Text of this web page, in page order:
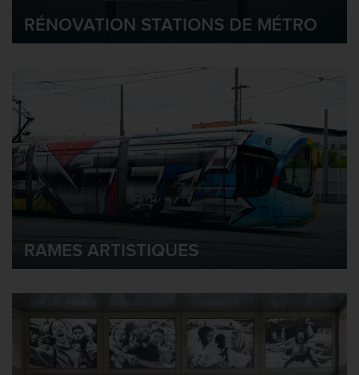
RÉNOVATION STATIONS DE MÉTRO
RAMES ARTISTIQUES